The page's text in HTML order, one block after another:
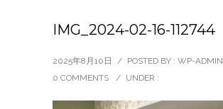
IMG_2024-02-16-112744
2025年8月10日 / POSTED BY : WP-ADMIN
0 COMMENTS
/ UNDER :